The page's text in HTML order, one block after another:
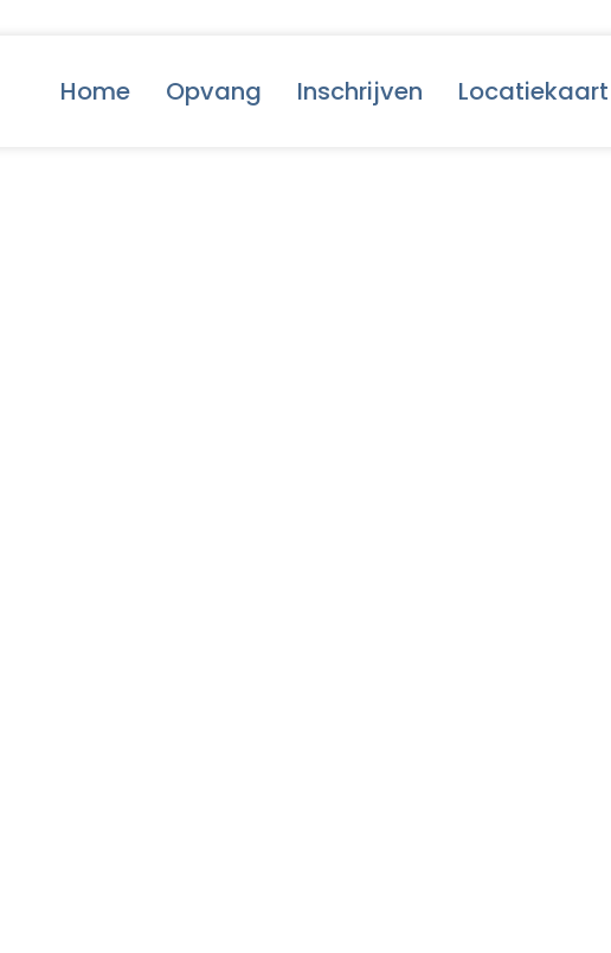
Home Opvang Inschrijven Locatiekaart